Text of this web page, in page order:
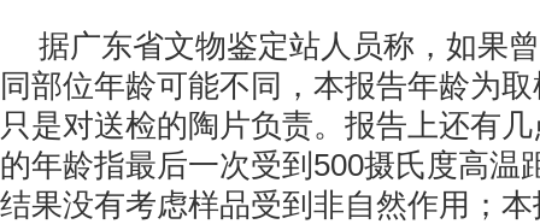
据广东省文物鉴定站人员称，如果
同部位年龄可能不同，本报告年龄为
只是对送检的陶片负责。报告上还有
的年龄指最后一次受到500摄氏度高温
结果没有考虑样品受到非自然作用；